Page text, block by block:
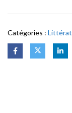
Catégories :